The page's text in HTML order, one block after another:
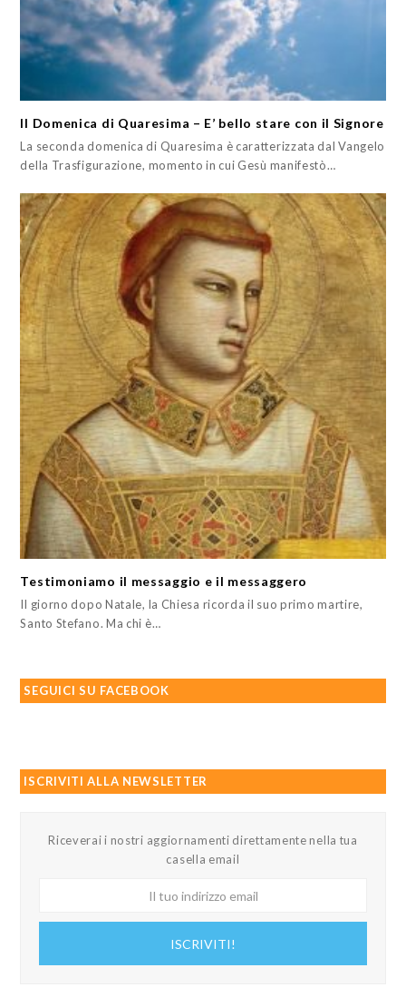
II Domenica di Quaresima – E’ bello stare con il Signore
La seconda domenica di Quaresima è caratterizzata dal Vangelo
della Trasfigurazione, momento in cui Gesù manifestò…
Testimoniamo il messaggio e il messaggero
Il giorno dopo Natale, la Chiesa ricorda il suo primo martire,
Santo Stefano. Ma chi è…
SEGUICI SU FACEBOOK
ISCRIVITI ALLA NEWSLETTER
Riceverai i nostri aggiornamenti direttamente nella tua
casella email
ISCRIVITI!